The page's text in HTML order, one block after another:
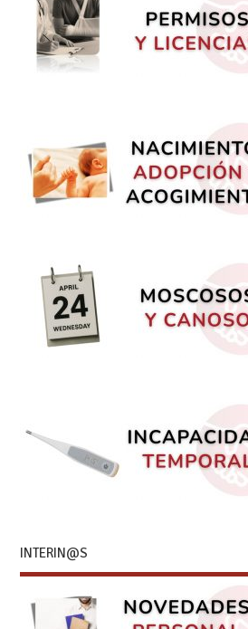
INTERIN@S